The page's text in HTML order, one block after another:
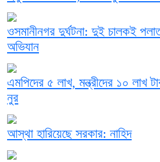
ওসমানীনগর দুর্ঘটনা: দুই চালকই
অভিযান
এমপিদের ৫ লাখ, মন্ত্রীদের ১০ লাখ
নুর
আস্থা হারিয়েছে সরকার: নাহিদ